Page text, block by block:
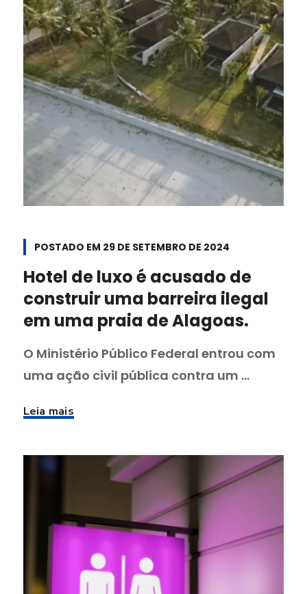
POSTADO EM 29 DE SETEMBRO DE 2024
Hotel de luxo é acusado de
construir uma barreira ilegal
em uma praia de Alagoas.
O Ministério Público Federal entrou com
uma ação civil pública contra um ...
Leia mais